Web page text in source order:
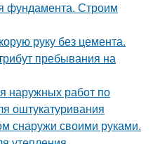
фундамента. Строим
руку без цемента.
пребывания на
наружных работ по
оштукатуривания
снаружи своими руками.